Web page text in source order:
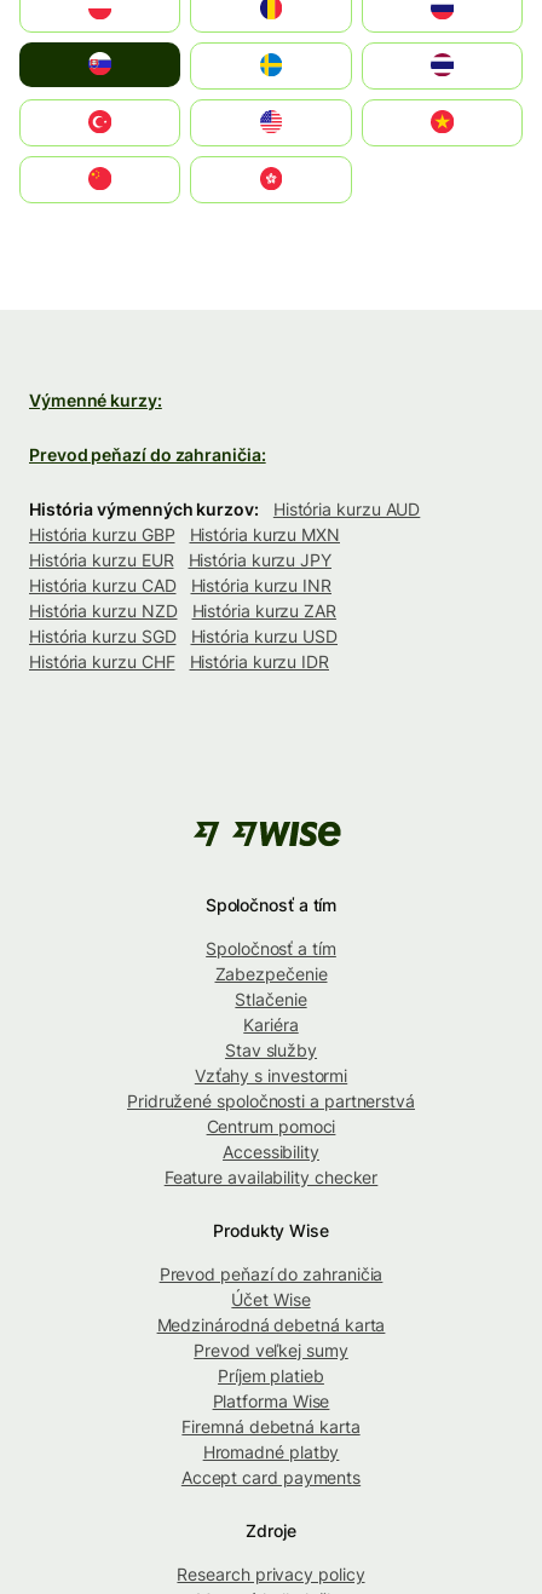
United States
中國香港特別行政區
Výmenné kurzy:
Prevod peňazí do zahraničia:
História výmenných kurzov:
História kurzu AUD
História kurzu GBP
História kurzu MXN
História kurzu EUR
História kurzu JPY
História kurzu CAD
História kurzu INR
História kurzu NZD
História kurzu ZAR
História kurzu SGD
História kurzu USD
História kurzu CHF
História kurzu IDR
Spoločnosť a tím
Spoločnosť a tím
Zabezpečenie
Stlačenie
Kariéra
Stav služby
Vzťahy s investormi
Pridružené spoločnosti a partnerstvá
Centrum pomoci
Accessibility
Feature availability checker
Produkty Wise
Prevod peňazí do zahraničia
Účet Wise
Medzinárodná debetná karta
Prevod veľkej sumy
Príjem platieb
Platforma Wise
Firemná debetná karta
Hromadné platby
Accept card payments
Zdroje
Research privacy policy